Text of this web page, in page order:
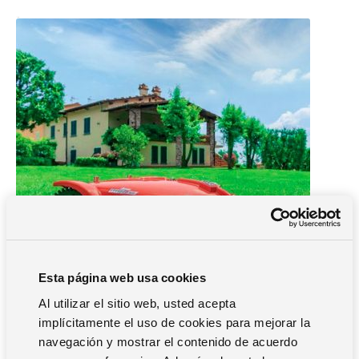
Esta página web usa cookies
Al utilizar el sitio web, usted acepta
implícitamente el uso de cookies para mejorar la
navegación y mostrar el contenido de acuerdo
Cortacésped automático